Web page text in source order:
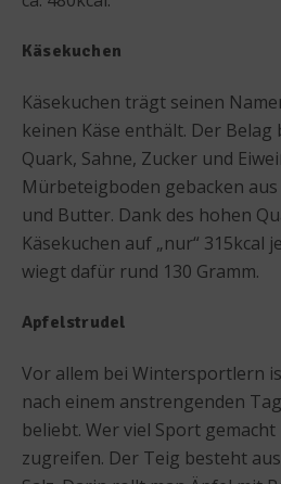
Käsekuchen
Käsekuchen trägt seinen
keinen Käse enthält. Der
Quark, Sahne, Zucker und
Mürbeteigboden gebacken
und Butter. Dank des hohen
Käsekuchen auf „nur“ 315kcal
wiegt dafür rund 130 Gramm.
Apfelstrudel
Vor allem bei Wintersportlern
nach einem anstrengenden
beliebt. Wer viel Sport
zugreifen. Der Teig besteht